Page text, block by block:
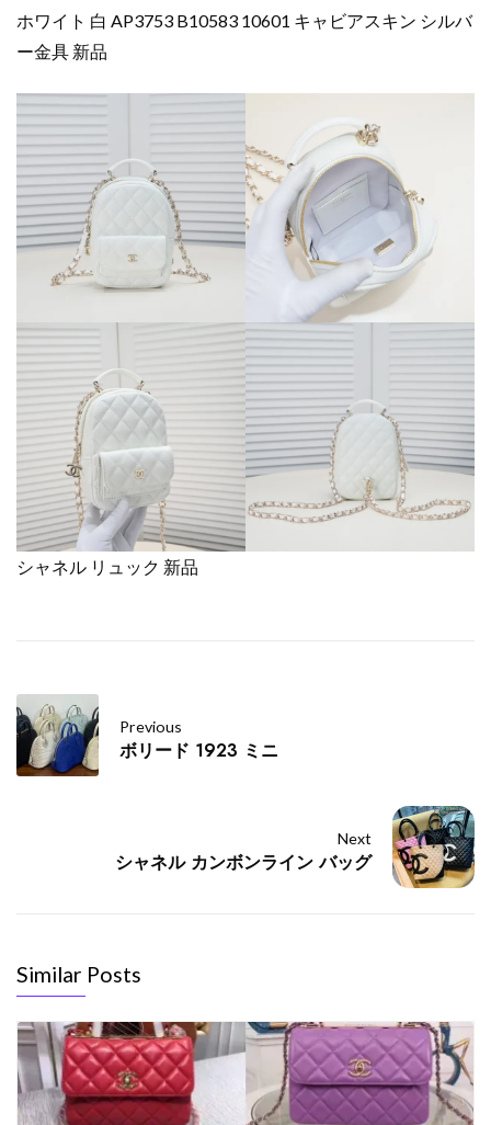
ホワイト 白 AP3753 B10583 10601 キャビアスキン シルバ
ー金具 新品
シャネル リュック 新品
Previous
ボリード 1923 ミニ
Next
シャネル カンボンライン バッグ
Similar Posts